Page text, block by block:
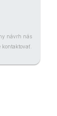
návrh nás
kontaktovať.